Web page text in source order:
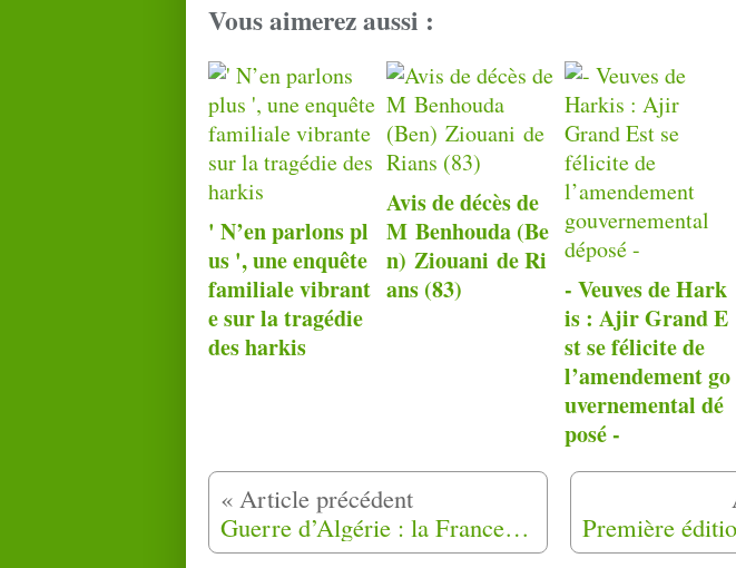
Vous aimerez aussi :
' N’en parlons pl
us ', une enquête
familiale vibrant
e sur la tragédie
des harkis
Avis de décès de
M Benhouda (Be
n) Ziouani de Ri
ans (83)
- Veuves de Hark
is : Ajir Grand E
st se félicite de
l’amendement go
uvernemental dé
posé -
Guerre d’Algérie : la France élargit l’accès à ses archives en ouvrant les dossiers concernant des mineurs